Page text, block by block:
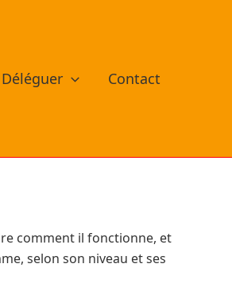
Déléguer Contact
comment il fonctionne, et
selon son niveau et ses